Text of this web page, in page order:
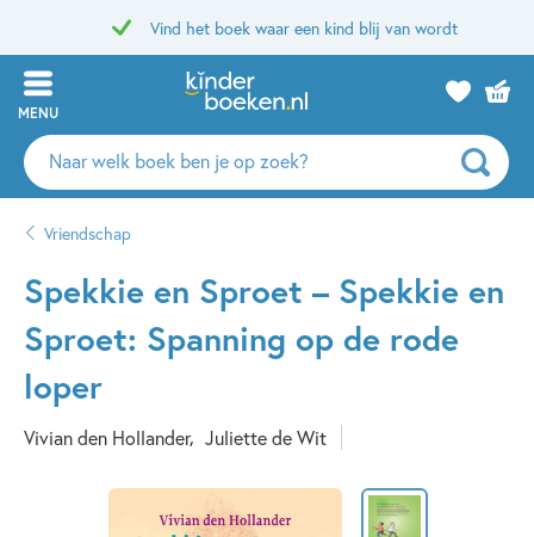
Vind het boek waar een kind blij van wordt
MENU
Zoeken
naar
auteurs
uitgevers
Vriendschap
Spekkie en Sproet – Spekkie en
Sproet: Spanning op de rode
loper
Vivian den Hollander Juliette de Wit